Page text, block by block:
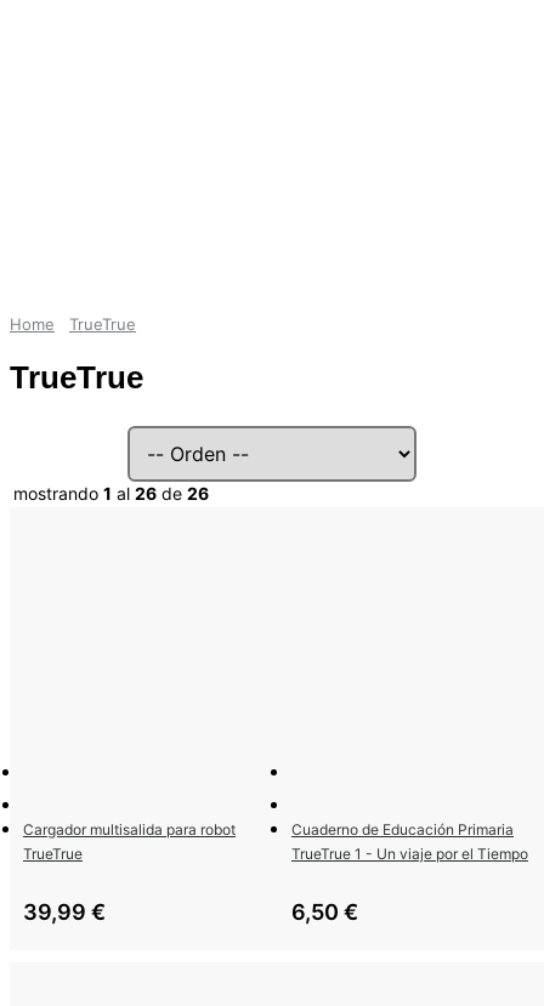
Home TrueTrue
TrueTrue
mostrando 1 al 26 de 26
Cargador multisalida para robot
TrueTrue
39,99 €
Cuaderno de Educación Primaria
TrueTrue 1 - Un viaje por el Tiempo
6,50 €